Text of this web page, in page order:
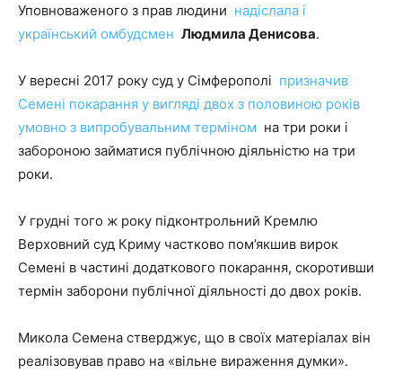
Уповноваженого з прав людини надіслала і
український омбудсмен Людмила Денисова.
У вересні 2017 року суд у Сімферополі призначив
Семені покарання у вигляді двох з половиною років
умовно з випробувальним терміном на три роки і
забороною займатися публічною діяльністю на три
роки.
У грудні того ж року підконтрольний Кремлю
Верховний суд Криму частково пом’якшив вирок
Семені в частині додаткового покарання, скоротивши
термін заборони публічної діяльності до двох років.
Микола Семена стверджує, що в своїх матеріалах він
реалізовував право на «вільне вираження думки».